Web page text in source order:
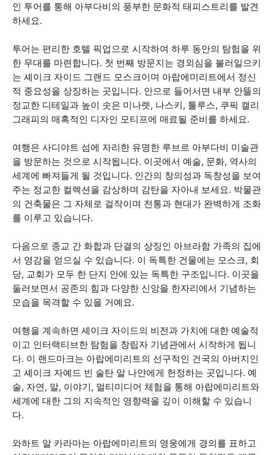
인 투어를 통해 아부다비의 풍부한 문화적 태피스트리를 발견
하세요.
투어는 편리한 호텔 픽업으로 시작하여 하루 동안의 탐험을 위
한 무대를 마련합니다. 첫 번째 방문지는 경외심을 불러일으키
는 셰이크 자이드 그랜드 모스크이며 아랍에미리트에서 정신
적 중요성을 상징하는 곳입니다. 안으로 들어서면 내부 안뜰의
정교한 디테일과 높이 솟은 미나렛, 나스키, 툴루스, 쿠픽 캘리
그래피의 매혹적인 디자인 모티프에 매료될 준비를 하세요.
여행은 사디야트 섬에 자리한 유명한 루브르 아부다비 미술관
을 방문하는 것으로 시작됩니다. 이곳에서 예술, 문화, 역사의
세계에 빠져들게 될 것입니다. 인간의 창의성과 독창성을 보여
주는 정교한 컬렉션을 감상하며 감탄을 자아내 보세요. 박물관
의 건축물은 그 자체로 걸작이며 전통과 현대가 완벽하게 조화
를 이루고 있습니다.
다음으로 종교 간 화합과 단결의 상징인 아브라함 가족의 집에
서 영감을 얻으실 수 있습니다. 이 독특한 건물에는 모스크, 회
당, 교회가 모두 한 단지 안에 있는 독특한 구조입니다. 이곳을
둘러보면서 공존의 힘과 다양한 신앙을 한자리에서 기념하는
모습을 목격할 수 있을 거예요.
여행을 계속하면 셰이크 자이드의 비전과 가치에 대한 예술적
이고 인터랙티브한 탐험을 창립자 기념관에서 시작하게 됩니
다. 이 랜드마크는 아랍에미리트의 선구적인 건국의 아버지인
고 셰이크 자예드 빈 술탄 알 나얀에게 헌정하는 곳입니다. 예
술, 자연, 말, 이야기, 멀티미디어 체험을 통해 아랍에미리트와
세계에 대한 그의 지속적인 영향력을 깊이 이해할 수 있습니
다.
와하트 알 카라마는 아랍에미리트의 영웅에게 경의를 표하고